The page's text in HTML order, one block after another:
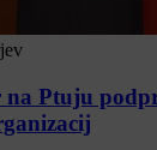
Ptuju